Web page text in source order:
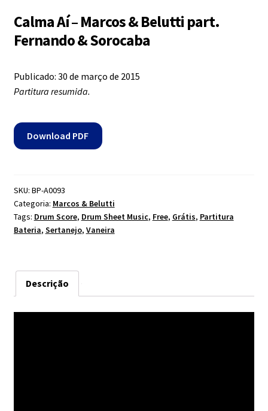
Dúvidas
Mapa do site
Calma Aí – Marcos & Belutti part.
Fernando & Sorocaba
Publicado: 30 de março de 2015
Partitura resumida.
Download PDF
SKU: BP-A0093
Categoria: Marcos & Belutti
Tags: Drum Score, Drum Sheet Music, Free, Grátis, Partitura
Bateria, Sertanejo, Vaneira
Descrição